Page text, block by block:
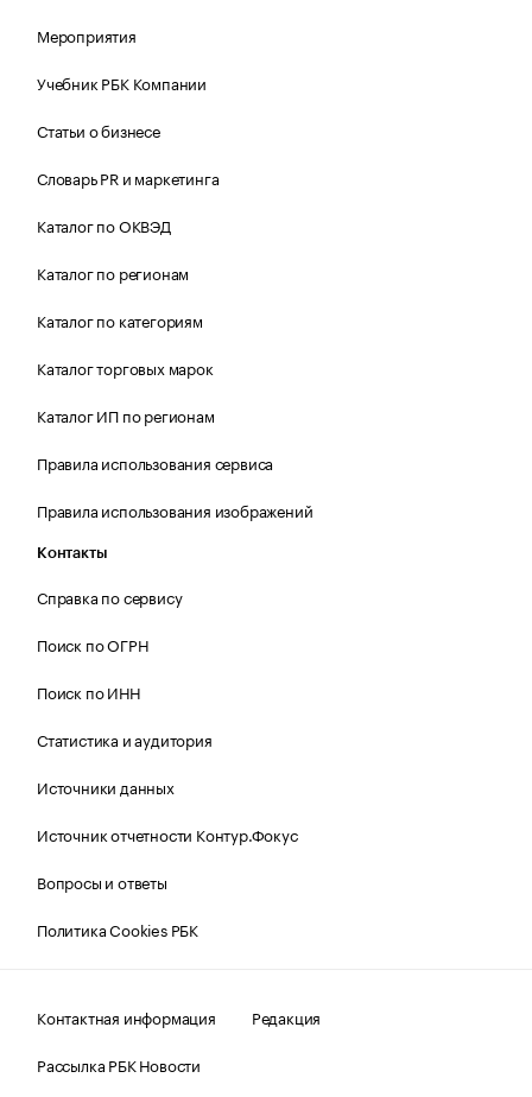
Мероприятия
Учебник РБК Компании
Статьи о бизнесе
Словарь PR и маркетинга
Каталог по ОКВЭД
Каталог по регионам
Каталог по категориям
Каталог торговых марок
Каталог ИП по регионам
Правила использования сервиса
Правила использования изображений
Контакты
Справка по сервису
Поиск по ОГРН
Поиск по ИНН
Статистика и аудитория
Источники данных
Источник отчетности Контур.Фокус
Вопросы и ответы
Политика Cookies РБК
Контактная информация
Редакция
Рассылка РБК Новости